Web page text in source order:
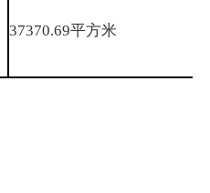
37370.69平方米